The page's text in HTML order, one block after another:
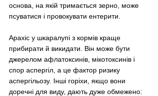
основа, на якій тримається зерно, може
псуватися і провокувати ентерити.
Арахіс у шкаралупі з кормів краще
прибирати й викидати. Він може бути
джерелом афлатоксинів, мікотоксинів і
спор аспергіл, а це фактор ризику
аспергільозу. Інші горіхи, якщо вони
доречні для виду, дають дуже обмежено: